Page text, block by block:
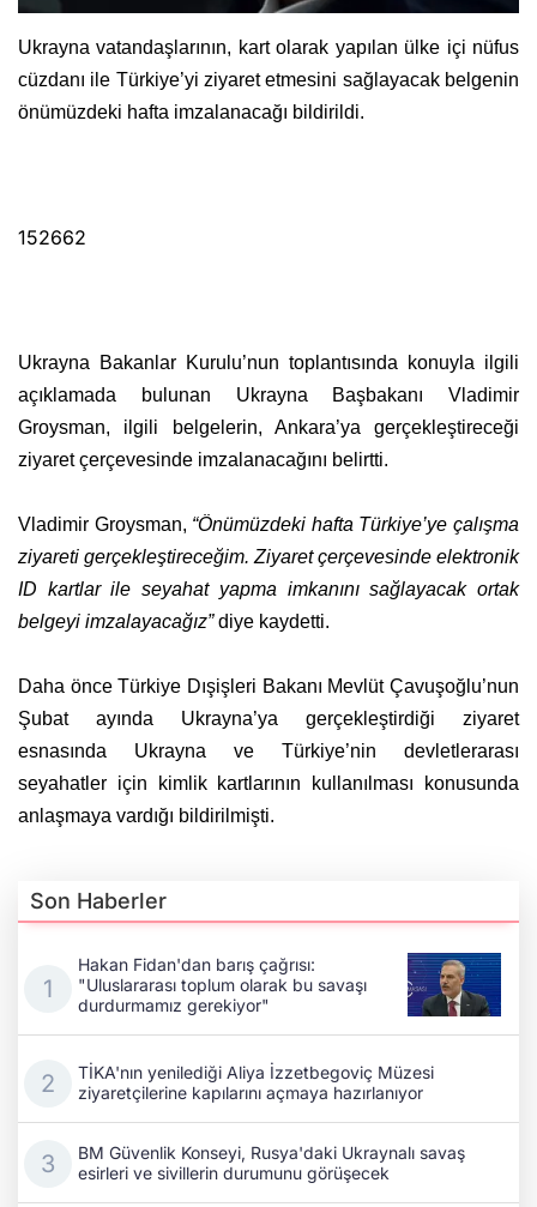
Ukrayna vatandaşlarının, kart olarak yapılan ülke içi nüfus
cüzdanı ile Türkiye’yi ziyaret etmesini sağlayacak belgenin
önümüzdeki hafta imzalanacağı bildirildi.
152662
Ukrayna Bakanlar Kurulu’nun toplantısında konuyla ilgili
açıklamada bulunan Ukrayna Başbakanı Vladimir
Groysman, ilgili belgelerin, Ankara’ya gerçekleştireceği
ziyaret çerçevesinde imzalanacağını belirtti.
Vladimir Groysman, “Önümüzdeki hafta Türkiye’ye çalışma
ziyareti gerçekleştireceğim. Ziyaret çerçevesinde elektronik
ID kartlar ile seyahat yapma imkanını sağlayacak ortak
belgeyi imzalayacağız”diye kaydetti.
Daha önce Türkiye Dışişleri Bakanı Mevlüt Çavuşoğlu’nun
Şubat ayında Ukrayna’ya gerçekleştirdiği ziyaret
esnasında Ukrayna ve Türkiye’nin devletlerarası
seyahatler için kimlik kartlarının kullanılması konusunda
anlaşmaya vardığı bildirilmişti.
Son Haberler
Hakan Fidan'dan barış çağrısı:
"Uluslararası toplum olarak bu savaşı
durdurmamız gerekiyor"
TİKA'nın yenilediği Aliya İzzetbegoviç Müzesi
ziyaretçilerine kapılarını açmaya hazırlanıyor
BM Güvenlik Konseyi, Rusya'daki Ukraynalı savaş
esirleri ve sivillerin durumunu görüşecek